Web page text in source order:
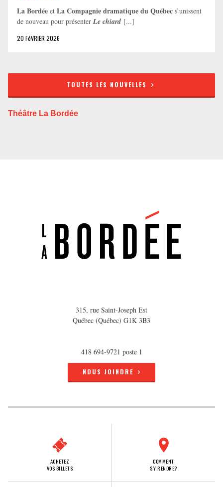
La Bordée et La Compagnie dramatique du Québec s’unissent
de nouveau pour présenter Le chiard [...]
20 FéVRIER 2026
TOUTES LES NOUVELLES
Théâtre La Bordée
315, rue Saint-Joseph Est
Québec (Québec) G1K 3B3
418 694-9721 poste 1
NOUS JOINDRE
ACHETEZ
VOS BILLETS
COMMENT
S'Y RENDRE?